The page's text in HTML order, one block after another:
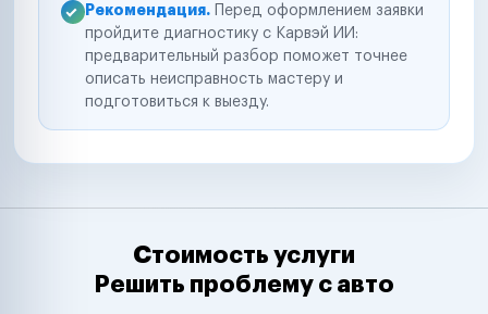
Рекомендация. Перед оформлением заявки
пройдите диагностику с Карвэй ИИ:
предварительный разбор поможет точнее
описать неисправность мастеру и
подготовиться к выезду.
Стоимость услуги
Решить проблему с авто